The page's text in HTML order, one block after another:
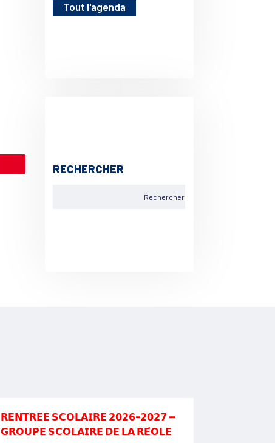
Tout l'agenda
RECHERCHER
𝗥𝗘𝗡𝗧𝗥𝗘́𝗘 𝗦𝗖𝗢𝗟𝗔𝗜𝗥𝗘 𝟮𝟬𝟮𝟲-𝟮𝟬𝟮𝟳 —
𝗚𝗥𝗢𝗨𝗣𝗘 𝗦𝗖𝗢𝗟𝗔𝗜𝗥𝗘 𝗗𝗘 𝗟𝗔 𝗥𝗘́𝗢𝗟𝗘